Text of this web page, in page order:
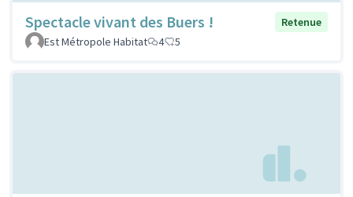
Spectacle vivant des Buers !
Retenue
Est Métropole Habitat
4 5